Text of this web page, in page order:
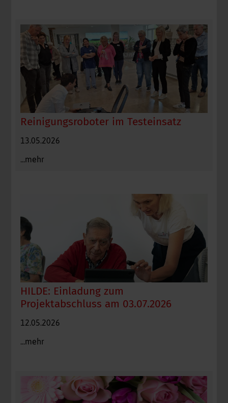
Reinigungsroboter im Testeinsatz
13.05.2026
...mehr
HILDE: Einladung zum
Projektabschluss am 03.07.2026
12.05.2026
...mehr